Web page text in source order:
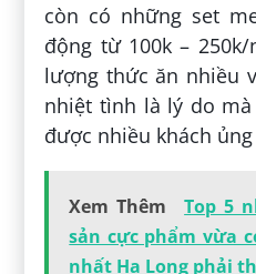
còn có những set
động từ 100k –
lượng thức ăn nhiều
nhiệt tình là lý do
được nhiều khách
Xem Thêm
Top 5
sản cực phẩm vừa
nhất Hạ Long phải